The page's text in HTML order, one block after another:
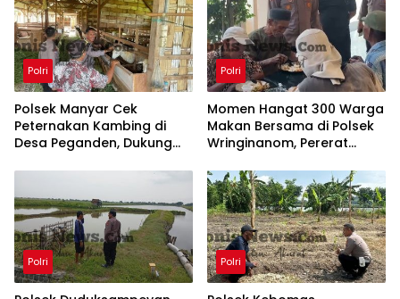
Polri
Polsek Manyar Cek
Peternakan Kambing di
Desa Peganden, Dukung
Pangan
Polri
Momen Hangat 300 Warga
Makan Bersama di Polsek
Wringinanom, Pererat
Polri Dekat dengan
Masyarakat
Polri Polri